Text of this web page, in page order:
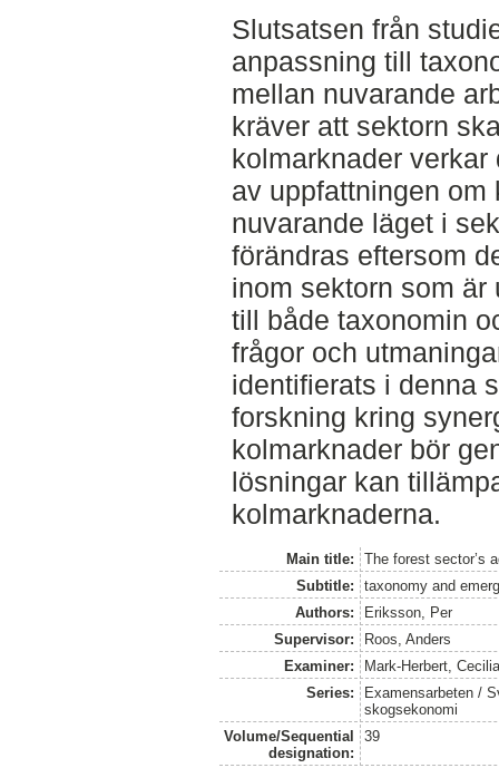
Slutsatsen från
anpassning till
mellan nuvarande
kräver att sektorn
kolmarknader
av uppfattningen om
nuvarande läget i
förändras eftersom
inom sektorn som är
till både taxonomin
frågor och
identifierats i denna
forskning kring
kolmarknader bör
lösningar kan
kolmarknaderna.
Main title:
The forest sector’s
Subtitle:
taxonomy and
Authors:
Eriksson, Per
Supervisor:
Roos, Anders
Examiner:
Mark-Herbert,
Series:
Examensarbeten /
skogsekonomi
Volume/Sequential
designation:
39